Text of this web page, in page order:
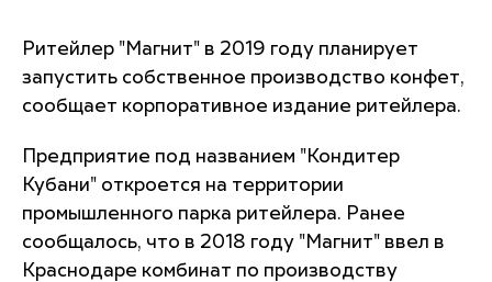
Ритейлер "Магнит" в 2019 году планирует
запустить собственное производство конфет,
сообщает корпоративное издание ритейлера.
Предприятие под названием "Кондитер
Кубани" откроется на территории
промышленного парка ритейлера. Ранее
сообщалось, что в 2018 году "Магнит" ввел в
Краснодаре комбинат по производству